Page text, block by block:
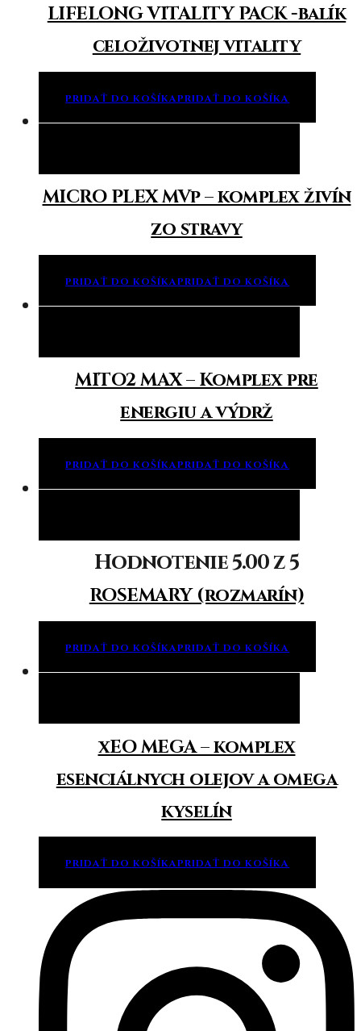
LIFELONG VITALITY PACK -balík
celoživotnej vitality
PRIDAŤ DO KOŠÍKAPRIDAŤ DO KOŠÍKA
MICRO PLEX MVp – komplex živín
zo stravy
PRIDAŤ DO KOŠÍKAPRIDAŤ DO KOŠÍKA
MITO2 MAX – Komplex pre
energiu a výdrž
PRIDAŤ DO KOŠÍKAPRIDAŤ DO KOŠÍKA
Hodnotenie5.00z 5
ROSEMARY (rozmarín)
PRIDAŤ DO KOŠÍKAPRIDAŤ DO KOŠÍKA
xEO MEGA – komplex
esenciálnych olejov a omega
kyselín
PRIDAŤ DO KOŠÍKAPRIDAŤ DO KOŠÍKA